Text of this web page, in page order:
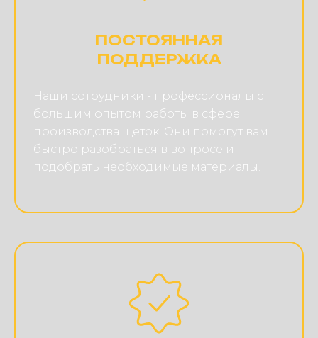
ПОСТОЯННАЯ
ПОДДЕРЖКА
Наши сотрудники - профессионалы с
большим опытом работы в сфере
производства щеток. Они помогут вам
быстро разобраться в вопросе и
подобрать необходимые материалы.